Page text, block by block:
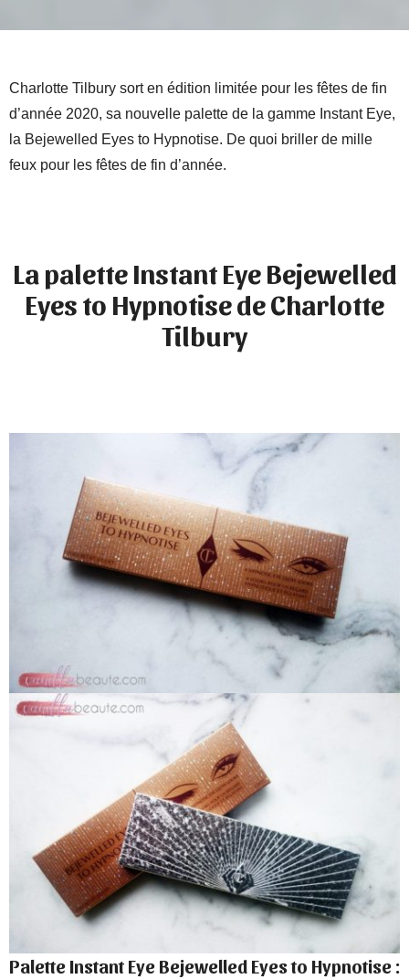
Charlotte Tilbury sort en édition limitée pour les fêtes de fin
d’année 2020, sa nouvelle palette de la gamme Instant Eye,
la Bejewelled Eyes to Hypnotise. De quoi briller de mille
feux pour les fêtes de fin d’année.
La palette Instant Eye Bejewelled
Eyes to Hypnotise de Charlotte
Tilbury
Palette Instant Eye Bejewelled Eyes to Hypnotise :